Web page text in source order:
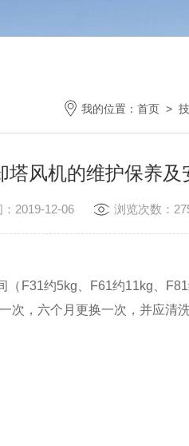
我的位置： 首页 >
塔风机的维护保养及
：2019-12-06 浏览次数：
F31约5kg、F61约11kg、
次，六个月更换一次，并应清洗